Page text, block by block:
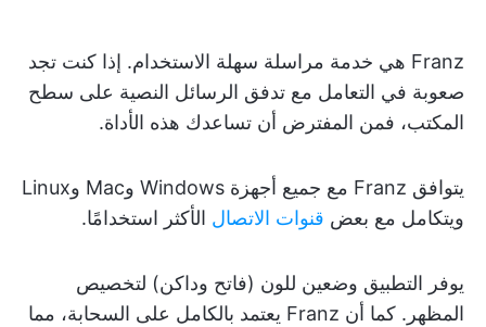
Franz هي خدمة مراسلة سهلة الاستخدام. إذا كنت تجد
صعوبة في التعامل مع تدفق الرسائل النصية على سطح
المكتب، فمن المفترض أن تساعدك هذه الأداة.
يتوافق Franz مع جميع أجهزة Windows وMac وLinux
ويتكامل مع بعض قنوات الاتصال الأكثر استخدامًا.
يوفر التطبيق وضعين للون (فاتح وداكن) لتخصيص
المظهر. كما أن Franz يعتمد بالكامل على السحابة، مما